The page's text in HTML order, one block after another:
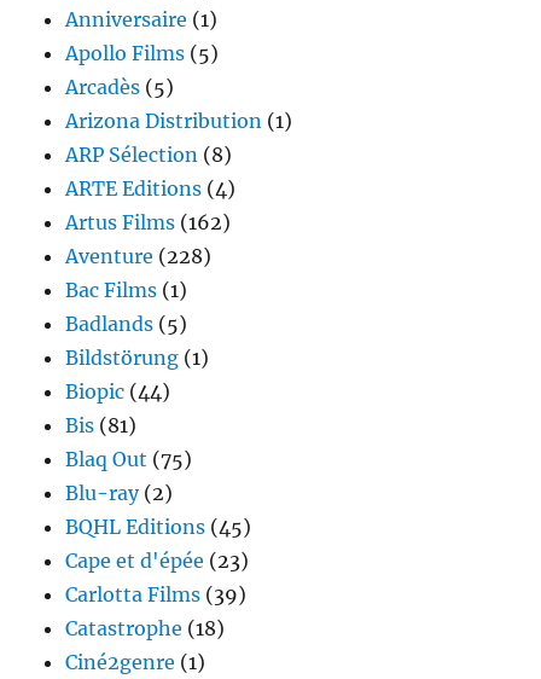
Anniversaire (1)
Apollo Films (5)
Arcadès (5)
Arizona Distribution (1)
ARP Sélection (8)
ARTE Editions (4)
Artus Films (162)
Aventure (228)
Bac Films (1)
Badlands (5)
Bildstörung (1)
Biopic (44)
Bis (81)
Blaq Out (75)
Blu-ray(2)
BQHL Editions (45)
Cape et d'épée (23)
Carlotta Films (39)
Catastrophe (18)
Ciné2genre (1)